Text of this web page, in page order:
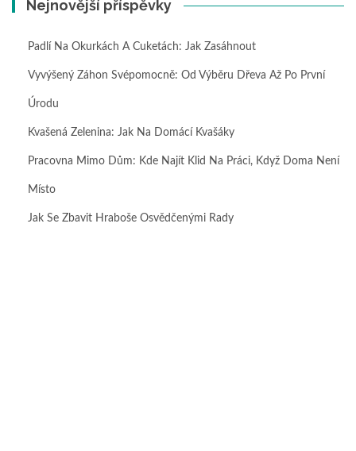
Nejnovější příspěvky
Padlí Na Okurkách A Cuketách: Jak Zasáhnout
Vyvýšený Záhon Svépomocně: Od Výběru Dřeva Až Po První
Úrodu
Kvašená Zelenina: Jak Na Domácí Kvašáky
Pracovna Mimo Dům: Kde Najít Klid Na Práci, Když Doma Není
Místo
Jak Se Zbavit Hraboše Osvědčenými Rady